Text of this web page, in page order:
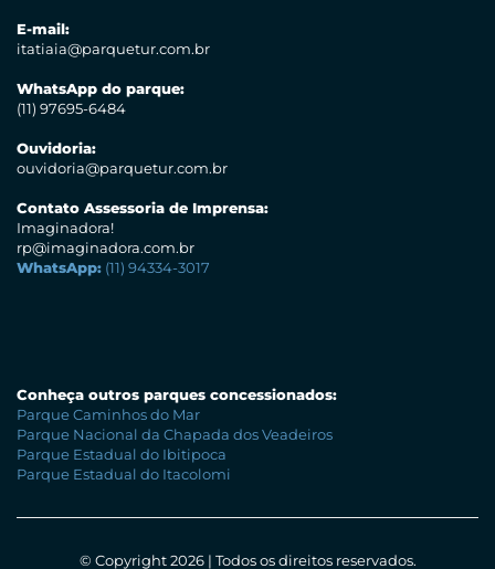
E-mail:
itatiaia@parquetur.com.br
WhatsApp do parque:
(11) 97695-6484
Ouvidoria:
ouvidoria@parquetur.com.br
Contato Assessoria de Imprensa:
Imaginadora!
rp@imaginadora.com.br
WhatsApp: (11) 94334-3017
Conheça outros parques concessionados:
Parque Caminhos do Mar
Parque Nacional da Chapada dos Veadeiros
Parque Estadual do Ibitipoca
Parque Estadual do Itacolomi
© Copyright 2026 | Todos os direitos reservados.